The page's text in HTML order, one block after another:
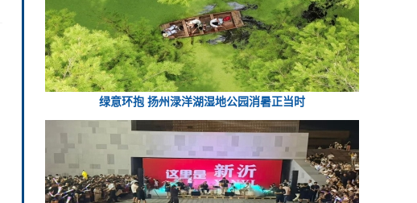
绿意环抱 扬州渌洋湖湿地公园消暑正当时